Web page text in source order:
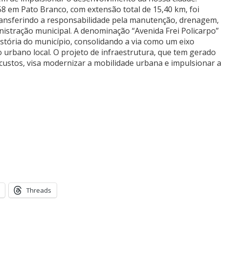
em Pato Branco, com extensão total de 15,40 km, foi
a responsabilidade pela manutenção, drenagem,
municipal. A denominação “Avenida Frei Policarpo”
do município, consolidando a via como um eixo
local. O projeto de infraestrutura, que tem gerado
visa modernizar a mobilidade urbana e impulsionar a
Threads